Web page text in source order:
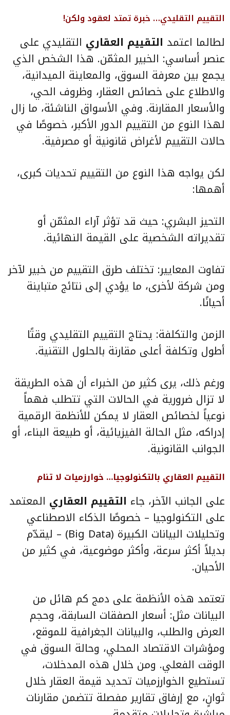
التقييم التقليدي… خبرة تمتد لعقود ولكن!
لطالما اعتمد التقييم العقاري التقليدي على
عنصر أساسي: الخبير المثمّن. هذا الشخص الذي
يجمع بين معرفة السوق، والمعاينة الميدانية،
والاطلاع على خصائص العقار، وظروف الحي،
والأسعار المقارنة. وفي الأسواق الناشئة، ما زال
لهذا النوع من التقييم الدور الأكبر، خصوصًا في
حالات التقييم لأغراض قانونية أو مصرفية.
لكن يواجه هذا النوع من التقييم تحديات كبرى،
أهمها:
التحيز البشري: حيث قد تؤثر آراء المثمّن أو
تقديراته الشخصية على القيمة النهائية.
تفاوت المعايير: تختلف طرق التقييم من خبير لآخر
ومن شركة لأخرى، ما يؤدي إلى نتائج متباينة
أحيانًا.
الزمن والتكلفة: يحتاج التقييم التقليدي وقتًا
أطول وتكلفة أعلى مقارنة بالحلول التقنية.
ورغم ذلك، يرى كثير من الخبراء أن هذه الطريقة
لا تزال ضرورية في الحالات التي تتطلب فهماً
نوعياً لخصائص العقار لا يمكن للأنظمة الرقمية
إدراكه، مثل الحالة الفيزيائية، أو طبيعة البناء، أو
الجوانب القانونية.
التقييم العقاري بالتكنولوجيا… خوارزميات لا تنام
على الجانب الآخر، جاء التقييم العقاري المعتمد
على التكنولوجيا – خصوصًا الذكاء الاصطناعي
وتحليلات البيانات الكبيرة (Big Data) – ليقدّم
بديلاً أكثر سرعة، وأكثر موضوعية، في كثير من
الأحيان.
تعتمد هذه الأنظمة على دمج كم هائل من
البيانات مثل: أسعار الصفقات السابقة، وحجم
العرض والطلب، والبيانات الجغرافية للموقع،
ومؤشرات الاقتصاد المحلي، وحالة السوق في
الوقت الفعلي. ومن خلال هذه المدخلات،
تستطيع الخوارزميات تحديد قيمة العقار خلال
ثوانٍ، مع إرفاق تقارير مفصلة تتضمن مقارنات